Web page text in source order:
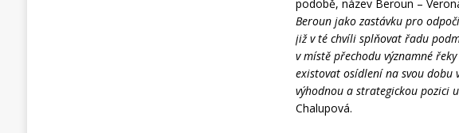
podobě, název Beroun –
Beroun jako zastávku pro
již v té chvíli splňovat řadu
v místě přechodu významné
existovat osídlení na svou
výhodnou a strategickou pozici
Chalupová.